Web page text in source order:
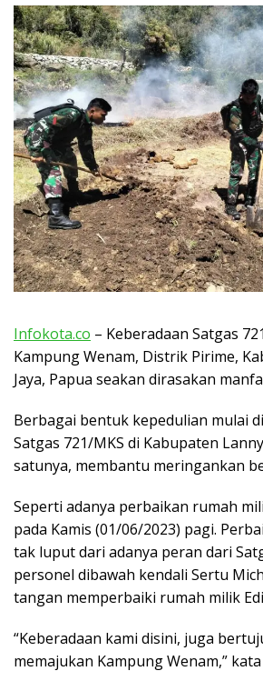
Infokota.co – Keberadaan Satgas
Kampung Wenam, Distrik Pirime,
Jaya, Papua seakan dirasakan
Berbagai bentuk kepedulian mulai
Satgas 721/MKS di Kabupaten Lanny
satunya, membantu meringankan
Seperti adanya perbaikan rumah
pada Kamis (01/06/2023) pagi.
tak luput dari adanya peran dari
personel dibawah kendali Sertu
tangan memperbaiki rumah milik
“Keberadaan kami disini, juga
memajukan Kampung Wenam,”